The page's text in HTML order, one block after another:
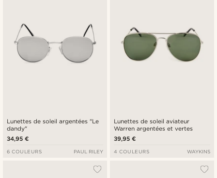
Lunettes de soleil argentées "Le
dandy"
34,95 €
6 COULEURS PAUL RILEY
Lunettes de soleil aviateur
Warren argentées et vertes
39,95 €
4 COULEURS WAYKINS